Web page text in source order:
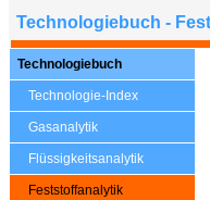
Technologiebuch -
Technologiebuch
Technologie-Index
Gasanalytik
Flüssigkeitsanalytik
Feststoffanalytik